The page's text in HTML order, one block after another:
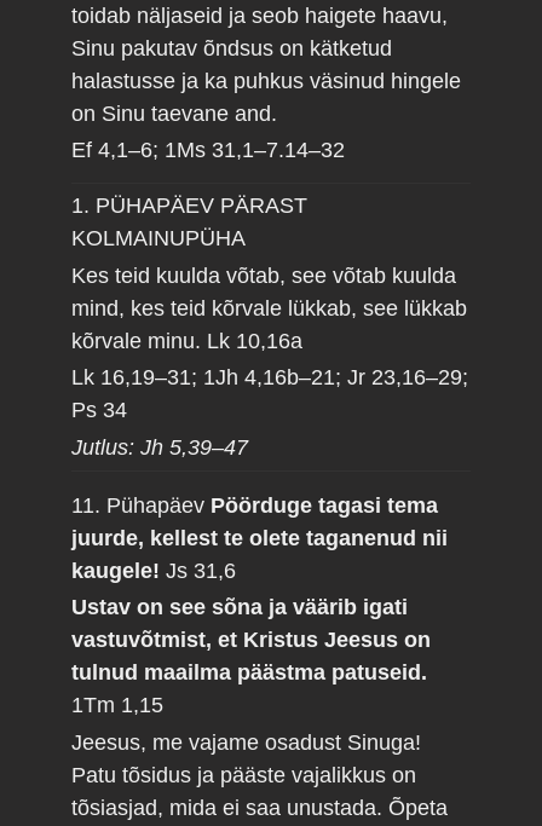
toidab näljaseid ja seob haigete haavu,
Sinu pakutav õndsus on kätketud
halastusse ja ka puhkus väsinud hingele
on Sinu taevane and.
Ef 4,1–6; 1Ms 31,1–7.14–32
1. PÜHAPÄEV PÄRAST
KOLMAINUPÜHA
Kes teid kuulda võtab, see võtab kuulda
mind, kes teid kõrvale lükkab, see lükkab
kõrvale minu. Lk 10,16a
Lk 16,19–31; 1Jh 4,16b–21; Jr 23,16–29;
Ps 34
Jutlus: Jh 5,39–47
11. Pühapäev Pöörduge tagasi tema
juurde, kellest te olete taganenud nii
kaugele!Js 31,6
Ustav on see sõna ja väärib igati
vastuvõtmist, et Kristus Jeesus on
tulnud maailma päästma patuseid.
1Tm 1,15
Jeesus, me vajame osadust Sinuga!
Patu tõsidus ja pääste vajalikkus on
tõsiasjad, mida ei saa unustada. Õpeta